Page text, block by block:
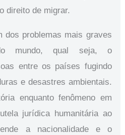
direito de migrar.
dos problemas mais graves
mundo, qual seja, o
entre os países fugindo
e desastres ambientais.
enquanto fenômeno em
jurídica humanitária ao
a nacionalidade e o